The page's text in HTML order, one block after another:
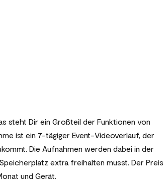
steht Dir ein Großteil der Funktionen von
ist ein 7-tägiger Event-Videoverlauf, der
Die Aufnahmen werden dabei in der
extra freihalten musst. Der Preis
und Gerät.